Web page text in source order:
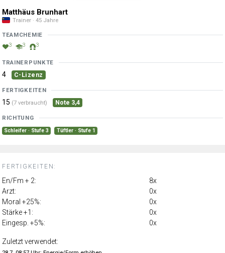
Matthäus Brunhart
Trainer · 45 Jahre
TEAMCHEMIE
3 3 3
TRAINERPUNKTE
4 C-Lizenz
FERTIGKEITEN
15 (7 verbraucht) Note 3,4
RICHTUNG
Schleifer · Stufe 3 Tüftler · Stufe 1
FERTIGKEITEN:
En/Fm + 2:
8x
Arzt:
0x
Moral +25%:
0x
Stärke +1:
0x
Eingesp. +5%:
0x
Zuletzt verwendet: